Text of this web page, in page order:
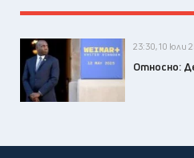
23:30, 10 юли
Относно: